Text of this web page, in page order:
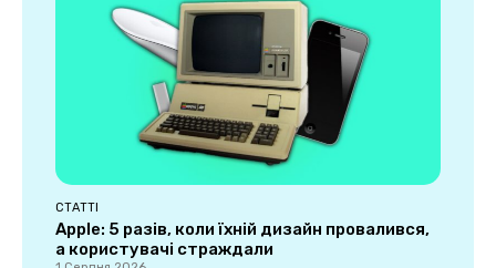
СТАТТІ
Apple: 5 разів, коли їхній дизайн провалився,
а користувачі страждали